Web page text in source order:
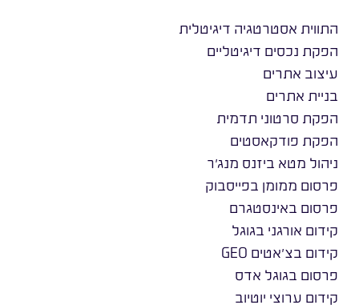
התווית אסטרטגיה דיגיטלית
הפקת נכסים דיגיטליים
עיצוב אתרים
בניית אתרים
הפקת סרטוני תדמית
הפקת פודקאסטים
ניהול מטא ביזנס מנג׳ר
פרסום ממומן בפייסבוק
פרסום באינסטגרם
קידום אורגני בגוגל
קידום בצ׳אטים GEO
פרסום בגוגל אדס
קידום ערוצי יוטיוב